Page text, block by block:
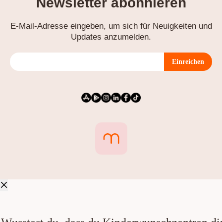
E-Mail-Adresse eingeben, um sich für Neuigkeiten und
Updates anzumelden.
Einreichen